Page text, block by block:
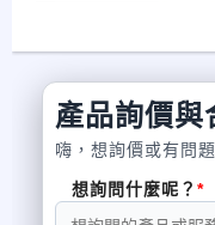
產品詢價與
嗨，想詢價或有問
想詢問什麼呢？